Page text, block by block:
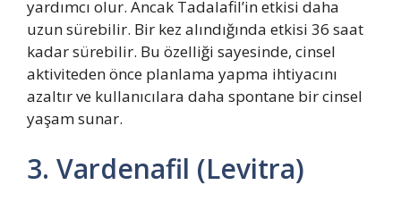
yardımcı olur. Ancak Tadalafil’in etkisi daha
uzun sürebilir. Bir kez alındığında etkisi 36 saat
kadar sürebilir. Bu özelliği sayesinde, cinsel
aktiviteden önce planlama yapma ihtiyacını
azaltır ve kullanıcılara daha spontane bir cinsel
yaşam sunar.
3. Vardenafil (Levitra)